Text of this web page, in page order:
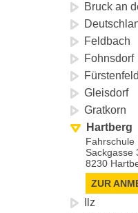
Bruck an
Feldbach
Fohnsdorf
Fürstenfeld
Gleisdorf
Gratkorn
Hartberg
Fahrschule
Sackgasse
8230
ZUR
Ilz